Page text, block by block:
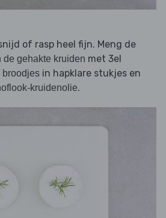
of rasp heel fijn. Meng de
de gehakte kruiden met 3el
broodjes in hapklare stukjes en
kruidenolie.